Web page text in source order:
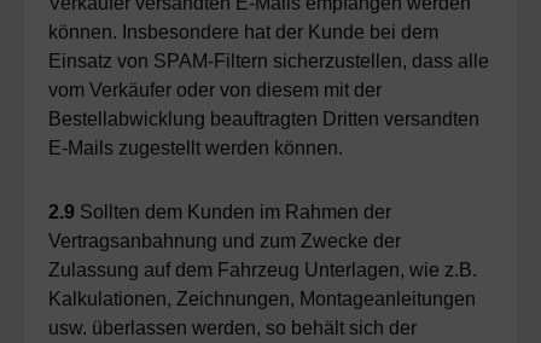
können. Insbesondere hat der Kunde bei dem
Einsatz von SPAM-Filtern sicherzustellen, dass alle
vom Verkäufer oder von diesem mit der
Bestellabwicklung beauftragten Dritten versandten
E-Mails zugestellt werden können.
2.9 Sollten dem Kunden im Rahmen der
Vertragsanbahnung und zum Zwecke der
Zulassung auf dem Fahrzeug Unterlagen, wie z.B.
Kalkulationen, Zeichnungen, Montageanleitungen
usw. überlassen werden, so behält sich der